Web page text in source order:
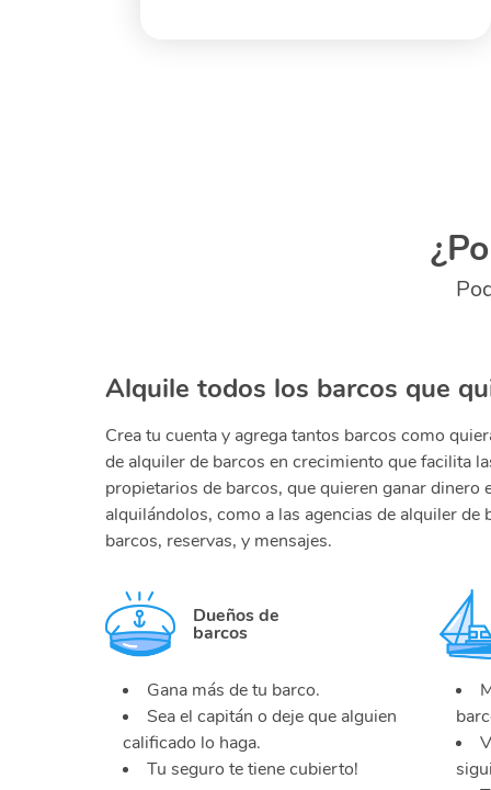
Alquile todos los barcos que
Crea tu cuenta y agrega tantos barcos como
de alquiler de barcos en crecimiento que facilita
propietarios de barcos, que quieren ganar dinero
alquilándolos, como a las agencias de alquiler de
barcos, reservas, y mensajes.
Dueños de
barcos
Gana más de tu barco.
Sea el capitán o deje que alguien
calificado lo haga.
Tu seguro te tiene cubierto!